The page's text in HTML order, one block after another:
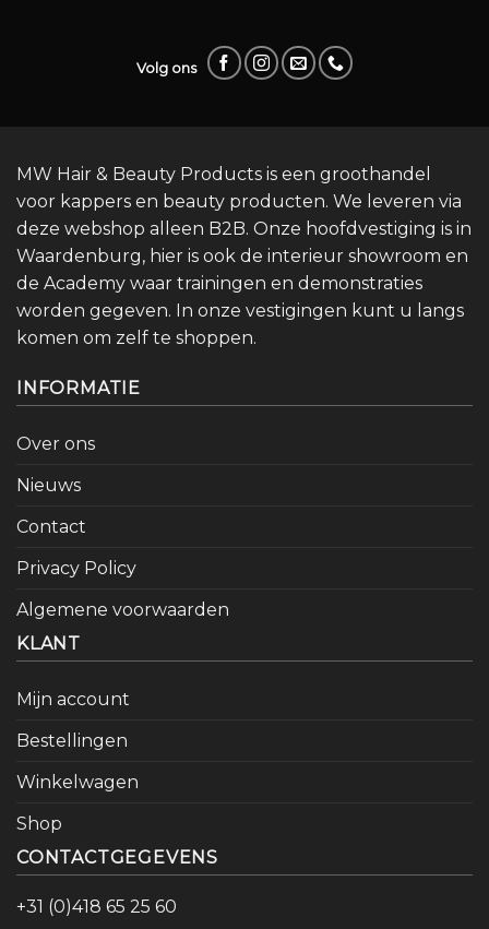
Volg ons
MW Hair & Beauty Products is een groothandel
voor kappers en beauty producten. We leveren via
deze webshop alleen B2B. Onze hoofdvestiging is in
Waardenburg, hier is ook de interieur showroom en
de Academy waar trainingen en demonstraties
worden gegeven. In onze vestigingen kunt u langs
komen om zelf te shoppen.
INFORMATIE
Over ons
Nieuws
Contact
Privacy Policy
Algemene voorwaarden
KLANT
Mijn account
Bestellingen
Winkelwagen
Shop
CONTACTGEGEVENS
+31 (0)418 65 25 60